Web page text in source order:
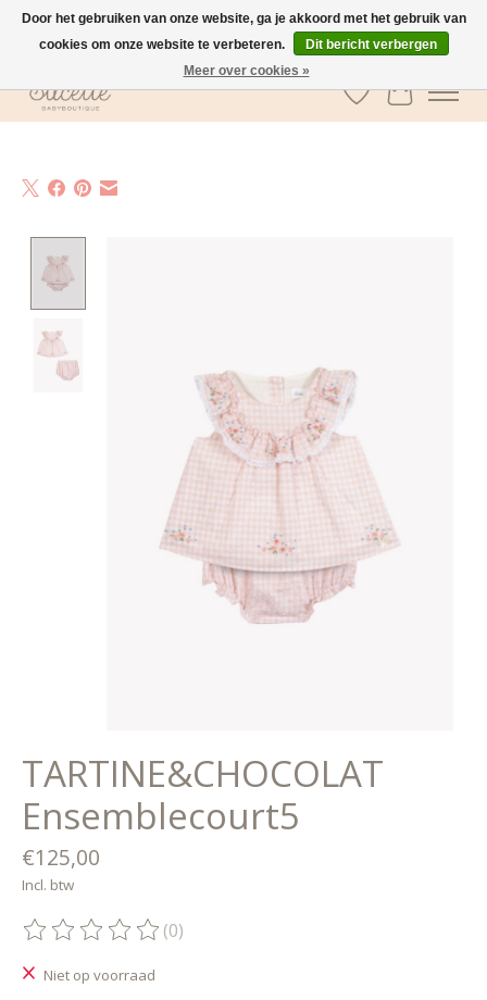
GRATIS verzending vanaf €100 in België
Verlanglijst
TARTINE&CHOCOLAT
Ensemblecourt5
€125,00
Incl. btw
De beoordeling van dit product is
(0)
Niet op voorraad
Door het gebruiken van onze website, ga je akkoord met het gebruik van
cookies om onze website te verbeteren.
Dit bericht verbergen
Meer over cookies »